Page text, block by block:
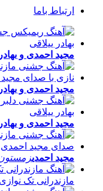
ارتباط باما
مجید احمدی و بهادر
مجید احمدی و بهادر
مجید احمدی و بهادر
مجید احمدی
مازندرانی تک